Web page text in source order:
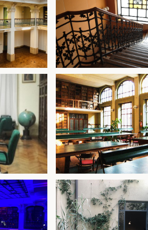
vetrata con marchio